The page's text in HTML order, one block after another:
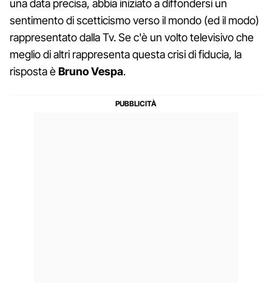
una data precisa, abbia iniziato a diffondersi un
sentimento di scetticismo verso il mondo (ed il modo)
rappresentato dalla Tv. Se c'è un volto televisivo che
meglio di altri rappresenta questa crisi di fiducia, la
risposta èBruno Vespa.